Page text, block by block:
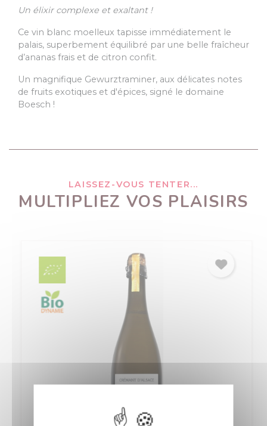
Un élixir complexe et exaltant !
Ce vin blanc moelleux tapisse immédiatement le
palais, superbement équilibré par une belle fraîcheur
d’ananas frais et de citron confit.
Un magnifique Gewurztraminer, aux délicates notes
de fruits exotiques et d'épices, signé le domaine
Boesch !
LAISSEZ-VOUS TENTER...
MULTIPLIEZ VOS PLAISIRS